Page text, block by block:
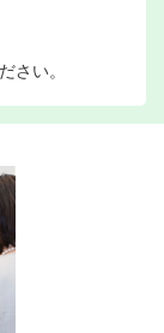
さい。